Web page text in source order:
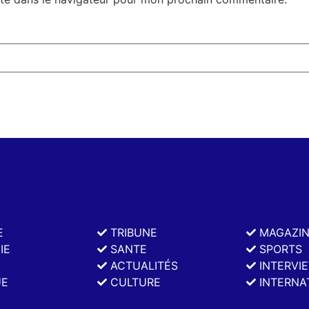
TRIBUNE
SANTE
ACTUALITÉS
CULTURE
SPORTS